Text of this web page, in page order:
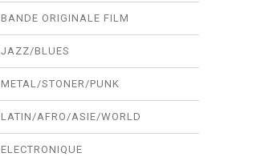
BANDE ORIGINALE FILM
JAZZ/BLUES
METAL/STONER/PUNK
LATIN/AFRO/ASIE/WORLD
ELECTRONIQUE